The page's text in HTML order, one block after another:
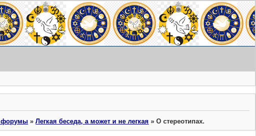
форумы »Легкая беседа, а может и не легкая »О стереотипах.